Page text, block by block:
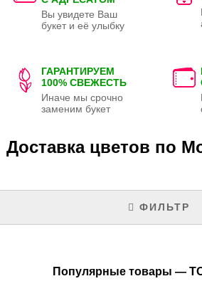
Вы увидете Ваш
букет и её улыбку
ГАРАНТИРУЕМ
100% СВЕЖЕСТЬ
Иначе мы срочно
заменим букет
Доставка цветов по
ФИЛЬТР
Популярные товары —